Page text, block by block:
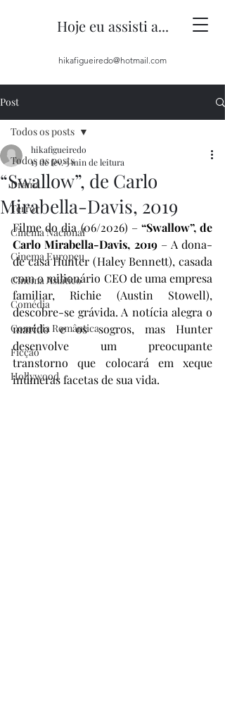
Hoje eu assisti a...
hikafigueiredo@hotmail.com
Post
Todos os posts
Drama
Terror
Cinema Nacional
Cinema Europeu
Cinema Asiático
Comédia
Comédia Romântica
Ficção
Hollywood
Todos os posts
“Swallow”, de Carlo
Mirabella-Davis, 2019
hikafigueiredo
15 de fev.3 min de leitura
Filme do dia (06/2026) – “Swallow”, de
Carlo Mirabella-Davis, 2019 – A dona-
de casa Hunter (Haley Bennett), casada
com o milionário CEO de uma empresa
familiar, Richie (Austin Stowell),
descobre-se grávida. A notícia alegra o
marido e os sogros, mas Hunter
desenvolve um preocupante
transtorno que colocará em xeque
inúmeras facetas de sua vida.